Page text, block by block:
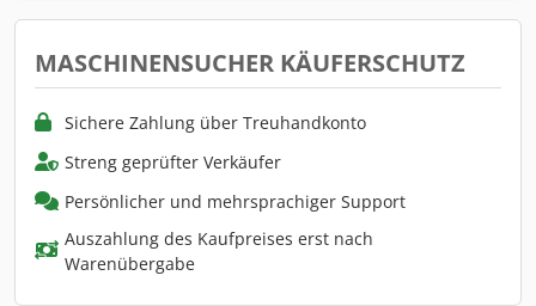
MASCHINENSUCHER KÄUFERSCHUTZ
Sichere Zahlung über Treuhandkonto
Streng geprüfter Verkäufer
Persönlicher und mehrsprachiger Support
Auszahlung des Kaufpreises erst nach
Warenübergabe